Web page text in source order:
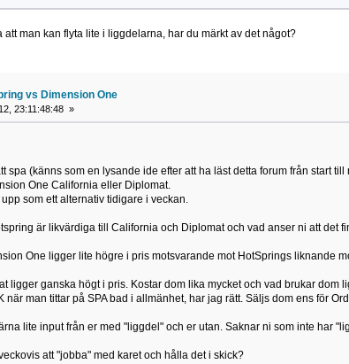
att man kan flyta lite i liggdelarna, har du märkt av det något?
vs Dimension One
23:11:48:48 »
spa (känns som en lysande ide efter att ha läst detta forum från start till
One California eller Diplomat.
som ett alternativ tidigare i veckan.
är likvärdiga till California och Diplomat och vad anser ni att det
One ligger lite högre i pris motsvarande mot HotSprings liknande
ligger ganska högt i pris. Kostar dom lika mycket och vad brukar
när man tittar på SPA bad i allmänhet, har jag rätt. Säljs dom ens för
lite input från er med "liggdel" och er utan. Saknar ni som inte har
att "jobba" med karet och hålla det i skick?